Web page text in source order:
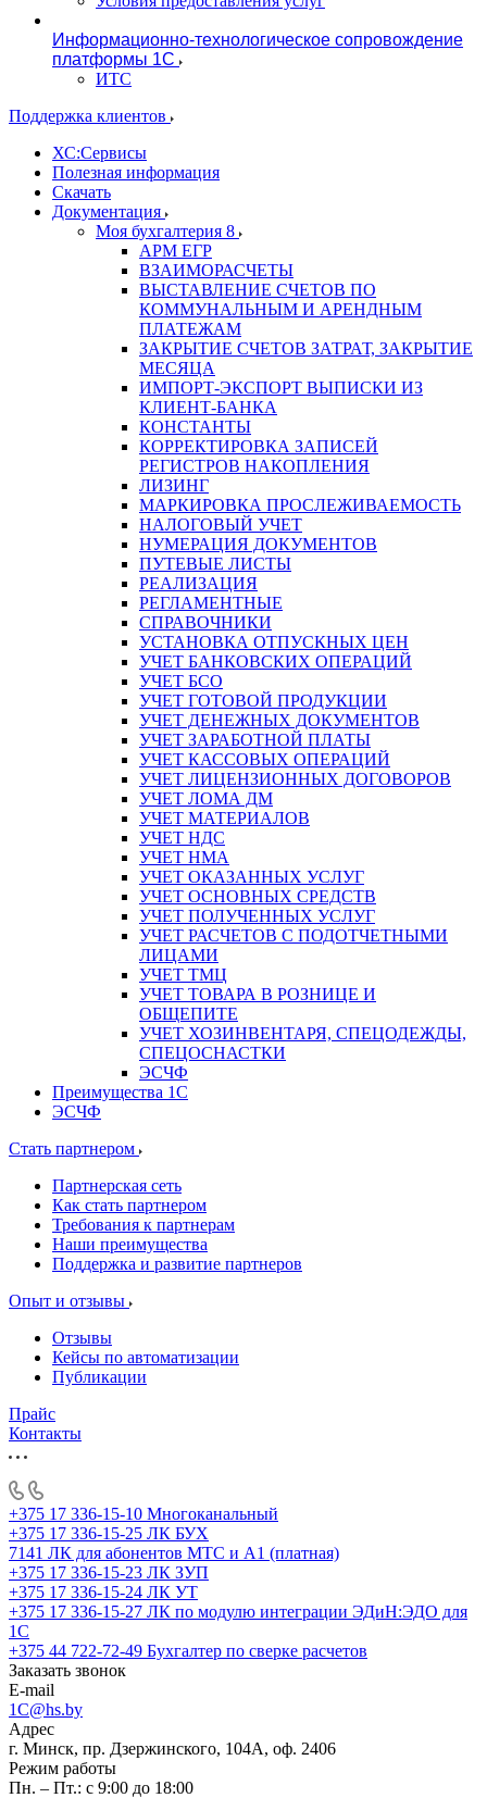
Информационно-технологическое сопровождение
платформы 1С
ИТС
Поддержка клиентов
ХС:Сервисы
Полезная информация
Скачать
Документация
Моя бухгалтерия 8
АРМ ЕГР
ВЗАИМОРАСЧЕТЫ
ВЫСТАВЛЕНИЕ СЧЕТОВ ПО
КОММУНАЛЬНЫМ И АРЕНДНЫМ
ПЛАТЕЖАМ
ЗАКРЫТИЕ СЧЕТОВ ЗАТРАТ, ЗАКРЫТИЕ
МЕСЯЦА
ИМПОРТ-ЭКСПОРТ ВЫПИСКИ ИЗ
КЛИЕНТ-БАНКА
КОНСТАНТЫ
КОРРЕКТИРОВКА ЗАПИСЕЙ
РЕГИСТРОВ НАКОПЛЕНИЯ
ЛИЗИНГ
МАРКИРОВКА ПРОСЛЕЖИВАЕМОСТЬ
НАЛОГОВЫЙ УЧЕТ
НУМЕРАЦИЯ ДОКУМЕНТОВ
ПУТЕВЫЕ ЛИСТЫ
РЕАЛИЗАЦИЯ
РЕГЛАМЕНТНЫЕ
СПРАВОЧНИКИ
УСТАНОВКА ОТПУСКНЫХ ЦЕН
УЧЕТ БАНКОВСКИХ ОПЕРАЦИЙ
УЧЕТ БСО
УЧЕТ ГОТОВОЙ ПРОДУКЦИИ
УЧЕТ ДЕНЕЖНЫХ ДОКУМЕНТОВ
УЧЕТ ЗАРАБОТНОЙ ПЛАТЫ
УЧЕТ КАССОВЫХ ОПЕРАЦИЙ
УЧЕТ ЛИЦЕНЗИОННЫХ ДОГОВОРОВ
УЧЕТ ЛОМА ДМ
УЧЕТ МАТЕРИАЛОВ
УЧЕТ НДС
УЧЕТ НМА
УЧЕТ ОКАЗАННЫХ УСЛУГ
УЧЕТ ОСНОВНЫХ СРЕДСТВ
УЧЕТ ПОЛУЧЕННЫХ УСЛУГ
УЧЕТ РАСЧЕТОВ С ПОДОТЧЕТНЫМИ
ЛИЦАМИ
УЧЕТ ТМЦ
УЧЕТ ТОВАРА В РОЗНИЦЕ И
ОБЩЕПИТЕ
УЧЕТ ХОЗИНВЕНТАРЯ, СПЕЦОДЕЖДЫ,
СПЕЦОСНАСТКИ
ЭСЧФ
Преимущества 1С
ЭСЧФ
Стать партнером
Партнерская сеть
Как стать партнером
Требования к партнерам
Наши преимущества
Поддержка и развитие партнеров
Опыт и отзывы
Отзывы
Кейсы по автоматизации
Публикации
Прайс
Контакты
+375 17 336-15-10 Многоканальный
+375 17 336-15-25 ЛК БУХ
7141 ЛК для абонентов МТС и А1 (платная)
+375 17 336-15-23 ЛК ЗУП
+375 17 336-15-24 ЛК УТ
+375 17 336-15-27 ЛК по модулю интеграции ЭДиН:ЭДО для
1С
+375 44 722-72-49 Бухгалтер по сверке расчетов
Заказать звонок
E-mail
1C@hs.by
Адрес
г. Минск, пр. Дзержинского, 104А, оф. 2406
Режим работы
Пн. – Пт.: с 9:00 до 18:00